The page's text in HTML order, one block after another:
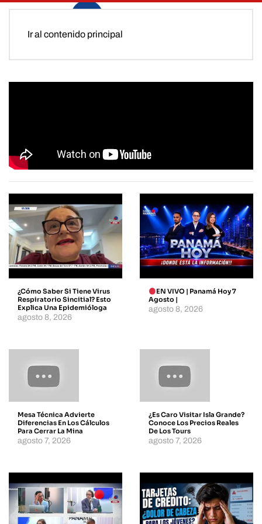
Ir al contenido principal
¿Cómo Saber Si Tiene Virus
Respiratorio Sincitial? Esto
Explica Una Epidemióloga
agosto 8, 2026
EN VIVO | Panamá Hoy 7
Agosto |
agosto 8, 2026
Mesa Técnica Advierte
Diferencias En Los Cálculos
Para Cerrar La Mina
agosto 7, 2026
¿Es Caro Visitar Isla Grande?
Conoce Los Precios Reales
De Los Tours
agosto 7, 2026